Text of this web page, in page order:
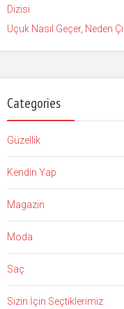
Dizisi
Uçuk Nasıl Geçer, Neden
Categories
Güzellik
Kendin Yap
Magazin
Moda
Saç
Sizin İçin Seçtiklerimiz